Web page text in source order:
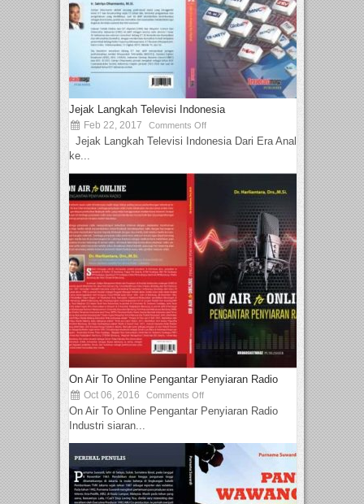
Jejak Langkah Televisi Indonesia
Feb 22, 2017 Comments Off
Jejak Langkah Televisi Indonesia Dari Era Analog
ke...
On Air To Online Pengantar Penyiaran Radio
Oct 06, 2016 Comments Off
On Air To Online Pengantar Penyiaran Radio
Industri siaran...